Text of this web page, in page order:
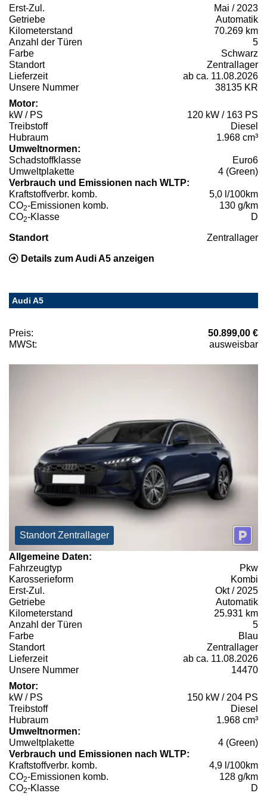
Erst-Zul.
Mai / 2023
Getriebe
Automatik
Kilometerstand
70.269 km
Anzahl der Türen
5
Farbe
Schwarz
Standort
Zentrallager
Lieferzeit
ab ca. 11.08.2026
Unsere Nummer
38135 KR
Motor:
kW / PS
120 kW / 163 PS
Treibstoff
Diesel
Hubraum
1.968 cm³
Umweltnormen:
Schadstoffklasse
Euro6
Umweltplakette
4 (Green)
Verbrauch und Emissionen nach WLTP:
Kraftstoffverbr. komb.
5,0 l/100km
CO2-Emissionen komb.
130 g/km
CO2-Klasse D
Standort Zentrallager
Details zum Audi A5 anzeigen
Audi A5
Preis:
50.899,00 €
MWSt:
ausweisbar
Standort Zentrallager
Allgemeine Daten:
Fahrzeugtyp
Pkw
Karosserieform
Kombi
Erst-Zul.
Okt / 2025
Getriebe
Automatik
Kilometerstand
25.931 km
Anzahl der Türen
5
Farbe
Blau
Standort
Zentrallager
Lieferzeit
ab ca. 11.08.2026
Unsere Nummer
14470
Motor:
kW / PS
150 kW / 204 PS
Treibstoff
Diesel
Hubraum
1.968 cm³
Umweltnormen:
Umweltplakette
4 (Green)
Verbrauch und Emissionen nach WLTP:
Kraftstoffverbr. komb.
4,9 l/100km
CO2-Emissionen komb.
128 g/km
CO2-Klasse D